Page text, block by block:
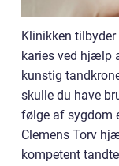
Klinikken
karies ved hjælp
kunstig
skulle du have
følge af sygdom
Clemens Torv
kompetent